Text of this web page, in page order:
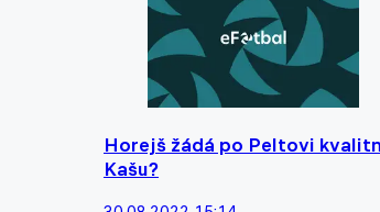
Horejš žádá po Peltovi
Kašu?